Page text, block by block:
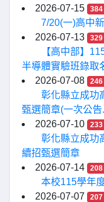
2026-07-15
384
7/20(一)高中
2026-07-13
329
【高中部】
半導體實驗班錄取
2026-07-08
246
彰化縣立成功
甄選簡章(一次公告
2026-07-10
233
彰化縣立成功
續招甄選簡章
2026-07-14
208
本校115學年
2026-07-07
207